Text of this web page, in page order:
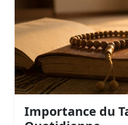
Importance du